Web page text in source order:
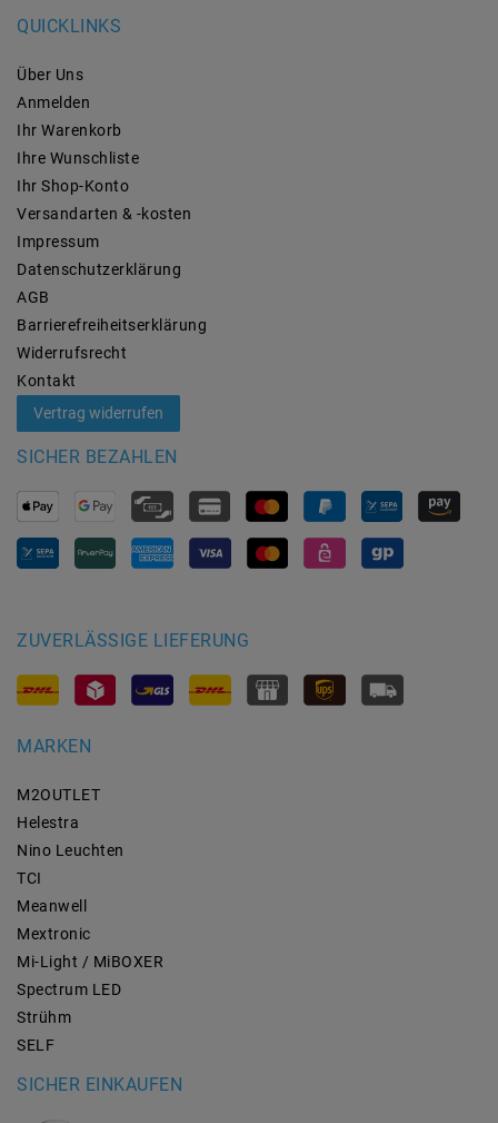
QUICKLINKS
Über Uns
Anmelden
Ihr Warenkorb
Ihre Wunschliste
Ihr Shop-Konto
Versandarten & -kosten
Impressum
Daten­schutz­erklärung
AGB
Barrierefreiheitserklärung
Widerrufs­recht
Kontakt
Vertrag widerrufen
SICHER BEZAHLEN
ZUVERLÄSSIGE LIEFERUNG
MARKEN
M2OUTLET
Helestra
Nino Leuchten
TCI
Meanwell
Mextronic
Mi-Light / MiBOXER
Spectrum LED
Strühm
SELF
SICHER EINKAUFEN